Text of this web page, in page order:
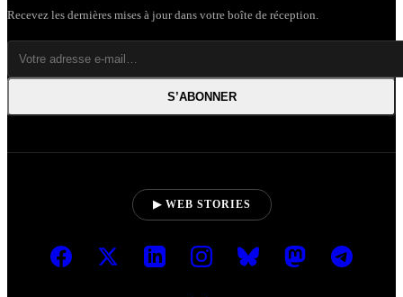
Recevez les dernières mises à jour dans votre boîte de réception.
S’ABONNER
▶ WEB STORIES